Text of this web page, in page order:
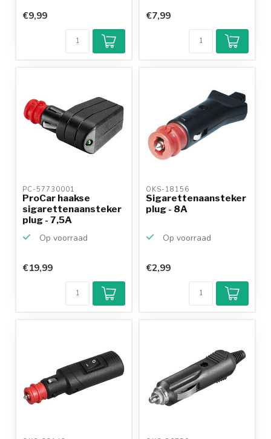
€9,99 €7,99
PC-57730001
ProCar haakse
sigarettenaansteker
plug - 7,5A
Op voorraad
€19,99
OKS-18156
Sigarettenaansteker
plug - 8A
Op voorraad
€2,99